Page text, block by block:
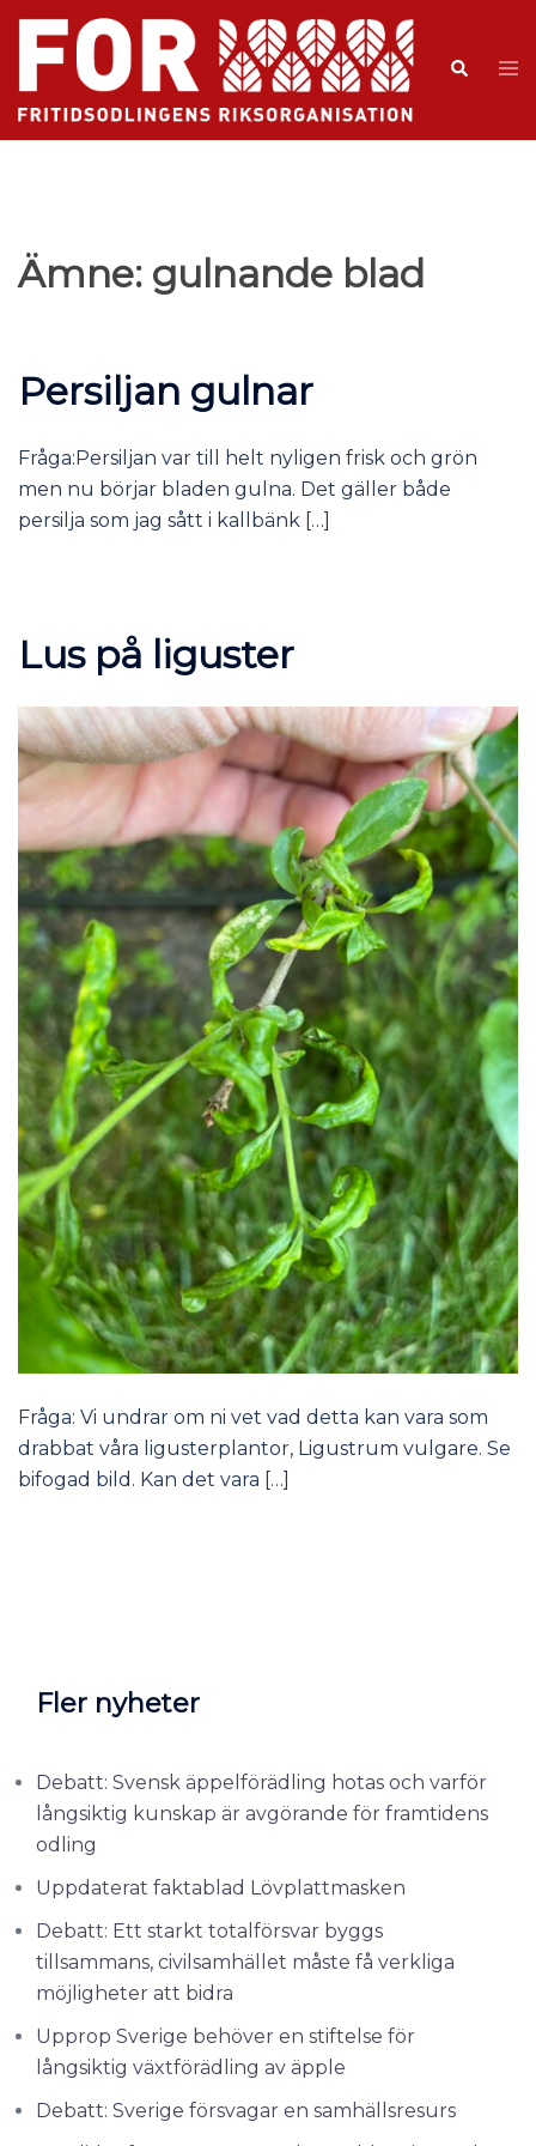
Ämne: gulnande blad
Persiljan gulnar
Fråga:Persiljan var till helt nyligen frisk och grön
men nu börjar bladen gulna. Det gäller både
persilja som jag sått i kallbänk […]
Lus på liguster
Fråga: Vi undrar om ni vet vad detta kan vara som
drabbat våra ligusterplantor, Ligustrum vulgare. Se
bifogad bild. Kan det vara […]
Fler nyheter
Debatt: Svensk äppelförädling hotas och varför
långsiktig kunskap är avgörande för framtidens
odling
Uppdaterat faktablad Lövplattmasken
Debatt: Ett starkt totalförsvar byggs
tillsammans, civilsamhället måste få verkliga
möjligheter att bidra
Upprop Sverige behöver en stiftelse för
långsiktig växtförädling av äpple
Debatt: Sverige försvagar en samhällsresurs